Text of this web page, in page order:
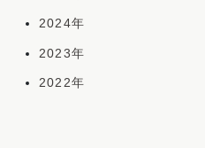
2024年
2023年
2022年